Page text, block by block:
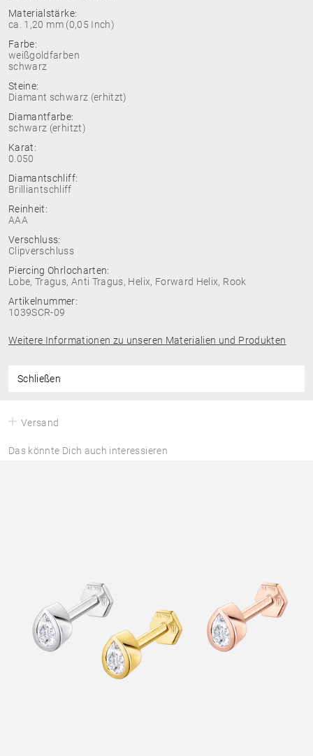
Materialstärke:
ca. 1,20 mm (0,05 Inch)
Farbe:
weißgoldfarben
schwarz
Steine:
Diamant schwarz (erhitzt)
Diamantfarbe:
schwarz (erhitzt)
Karat:
0.050
Diamantschliff:
Brilliantschliff
Reinheit:
AAA
Verschluss:
Clipverschluss
Piercing Ohrlocharten:
Lobe, Tragus, Anti Tragus, Helix, Forward Helix, Rook
Artikelnummer:
1039SCR-09
Weitere Informationen zu unseren Materialien und Produkten
Schließen
Versand
Das könnte Dich auch interessieren